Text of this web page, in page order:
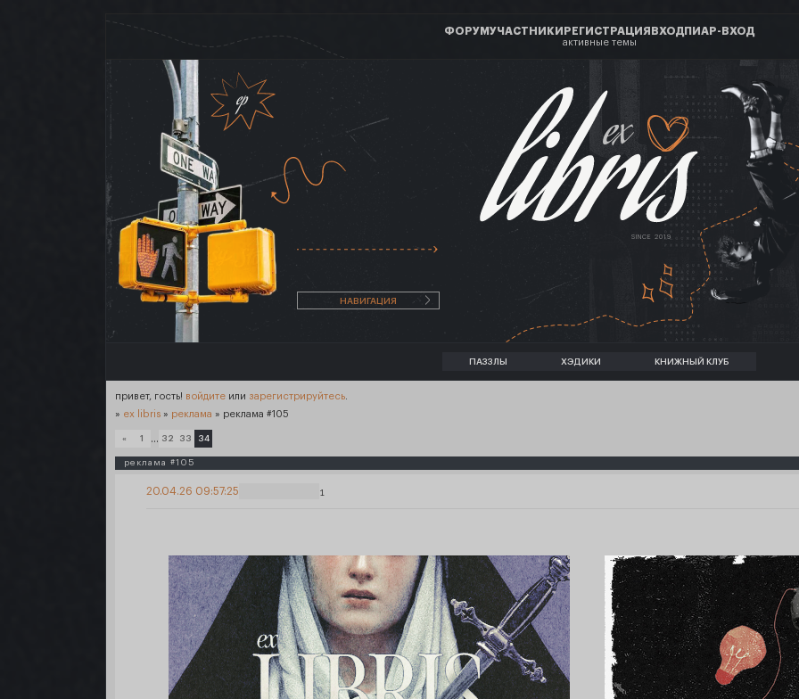
ФОРУМ УЧАСТНИКИ РЕГИСТРАЦИЯ ВХОД ПИАР-ВХОД
активные темы
ex
SINCE 2019
НАВИГАЦИЯ
ПАЗЗЛЫ ХЭДИКИ КНИЖНЫЙ КЛУБ
привет, гость! войдите или зарегистрируйтесь
» ex libris » реклама » реклама #105
« 1 … 32 33 34
реклама #105
1
20.04.26 09:57:25